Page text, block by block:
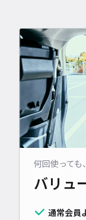
何回使っても
バリュ
通常会員